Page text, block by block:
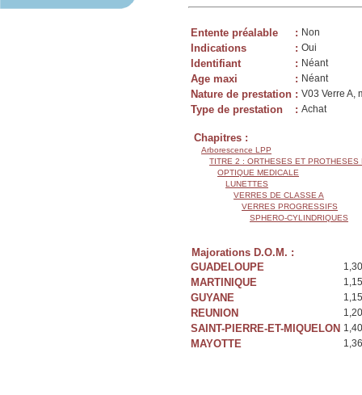
Entente préalable : Non
Indications : Oui
Identifiant : Néant
Age maxi : Néant
Nature de prestation : V03 Verre A,
Type de prestation : Achat
Chapitres :
Arborescence LPP
TITRE 2 : ORTHESES ET PROTHESES
OPTIQUE MEDICALE
LUNETTES
VERRES DE CLASSE A
VERRES PROGRESSIFS
SPHERO-CYLINDRIQUES
Majorations D.O.M. :
GUADELOUPE
MARTINIQUE
GUYANE
REUNION
SAINT-PIERRE-ET-MIQUELON
MAYOTTE